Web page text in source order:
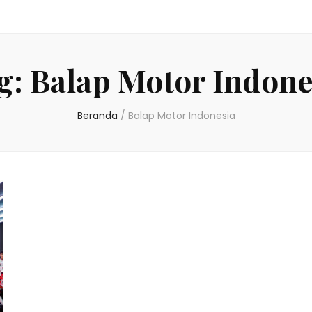
Balap Motor
Beranda / Balap Motor Indonesia